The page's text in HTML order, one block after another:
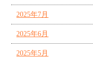
2025年7月
2025年6月
2025年5月